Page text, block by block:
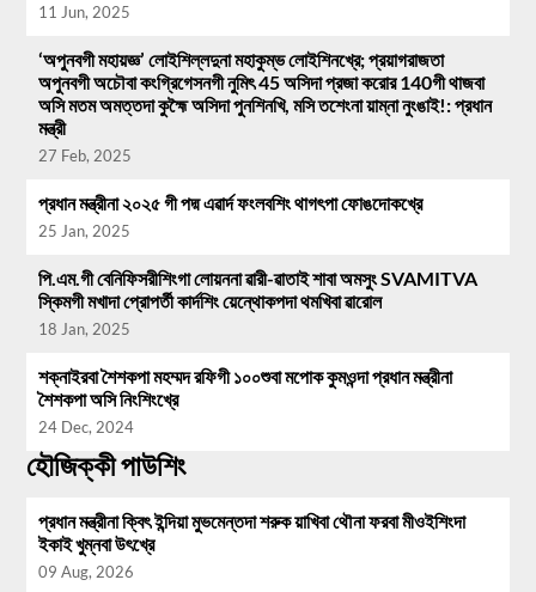
11 Jun, 2025
‘অপুনবগী মহায়জ্ঞ’ লোইশিল্লদুনা মহাকুম্ভ লোইশিনখ্রে; প্রয়াগরাজতা
অপুনবগী অচৌবা কংগ্রিগেসনগী নুমিৎ 45 অসিদা প্রজা করোর 140গী থাজবা
অসি মতম অমত্তদা কুহ্মৈ অসিদা পুনশিনখি, মসি তশেংনা য়াম্না নুংঙাই!: প্রধান
মন্ত্রী
27 Feb, 2025
প্রধান মন্ত্রীনা ২০২৫ গী পদ্ম এৱার্দ ফংলবশিং থাগৎপা ফোঙদোকখ্রে
25 Jan, 2025
পি.এম.গী বেনিফিসরীশিংগা লোয়ননা ৱারী-ৱাতাই শাবা অমসুং SVAMITVA
স্কিমগী মখাদা প্রোপর্তী কার্দশিং য়েন্থোকপদা থমখিবা ৱারোল
18 Jan, 2025
শক্নাইরবা শৈশকপা মহম্মদ রফিগী ১০০শুবা মপোক কুমওন্দা প্রধান মন্ত্রীনা
শৈশকপা অসি নিংশিংখ্রে
24 Dec, 2024
হৌজিক্কী পাউশিং
প্রধান মন্ত্রীনা ক্বিৎ ইন্দিয়া মুভমেন্তদা শরুক য়াখিবা থৌনা ফরবা মীওইশিংদা
ইকাই খুম্নবা উৎখ্রে
09 Aug, 2026